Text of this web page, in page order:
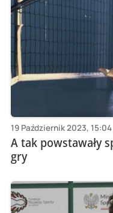
19 Październik 2023, 15:04
A tak powstawały
gry